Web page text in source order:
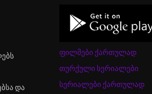
და
ფილმები ქართულად
თურქული სერიალები
სერიალები ქართულად